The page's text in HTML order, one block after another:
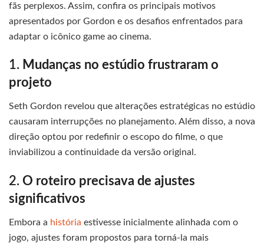
fãs perplexos. Assim, confira os principais motivos
apresentados por Gordon e os desafios enfrentados para
adaptar o icônico game ao cinema.
1. Mudanças no estúdio frustraram o
projeto
Seth Gordon revelou que alterações estratégicas no estúdio
causaram interrupções no planejamento. Além disso, a nova
direção optou por redefinir o escopo do filme, o que
inviabilizou a continuidade da versão original.
2. O roteiro precisava de ajustes
significativos
Embora a história estivesse inicialmente alinhada com o
jogo, ajustes foram propostos para torná-la mais